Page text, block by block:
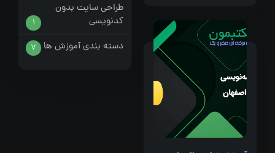
طراحی سایت بدون
کدنویسی
1
دسته بندی آموزش ها 7